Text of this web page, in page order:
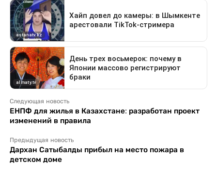
Следующая новость
ЕНПФ для жилья в Казахстане: разработан проект
изменений в правила
Предыдущая новость
Дархан Сатыбалды прибыл на место пожара в
детском доме